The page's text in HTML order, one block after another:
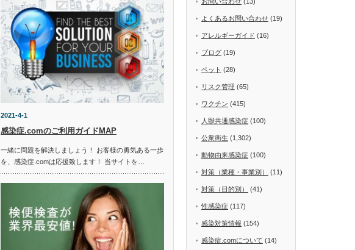
2021-4-1
感染症.comのご利用ガイドMAP
一緒に問題を解決しましょう！ お客様の勇気ある一歩
を、感染症.comは応援致します！ 当サイトを…
よくあるお問い合わせ (19)
アレルギーガイド (16)
ブログ (19)
ペット (28)
リスク管理 (65)
ワクチン (415)
人獣共通感染症 (100)
公衆衛生 (1,302)
動物由来感染症 (100)
対策（業種・事業別） (11)
対策（目的別） (41)
性感染症 (117)
感染対策情報 (154)
感染症.comについて (14)